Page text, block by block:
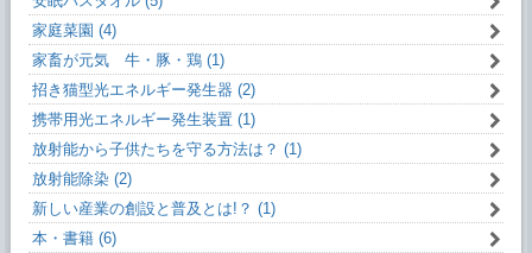
家庭菜園 (4)
家畜が元気 牛・豚・鶏 (1)
招き猫型光エネルギー発生器 (2)
携帯用光エネルギー発生装置 (1)
放射能から子供たちを守る方法は？ (1)
放射能除染 (2)
新しい産業の創設と普及とは!？ (1)
本・書籍 (6)